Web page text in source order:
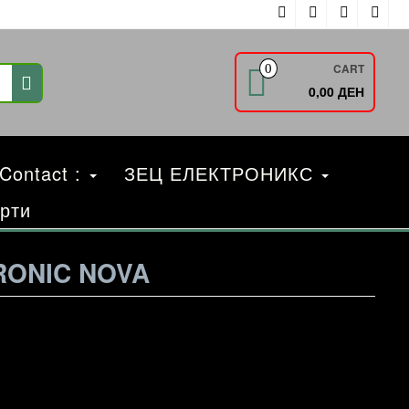
0 CART
0,00 ДЕН
:
ЗЕЦ ЕЛЕКТРОНИКС
NOVA